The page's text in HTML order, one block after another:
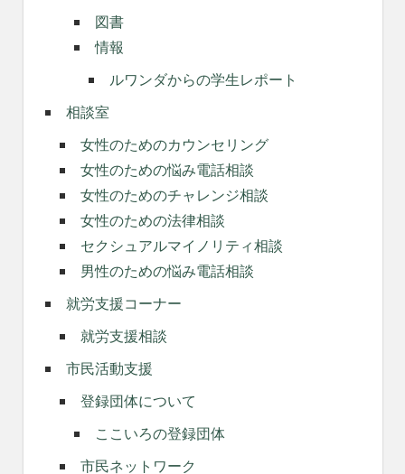
図書
情報
ルワンダからの学生レポート
相談室
女性のためのカウンセリング
女性のための悩み電話相談
女性のためのチャレンジ相談
女性のための法律相談
セクシュアルマイノリティ相談
男性のための悩み電話相談
就労支援コーナー
就労支援相談
市民活動支援
登録団体について
ここいろの登録団体
市民ネットワーク